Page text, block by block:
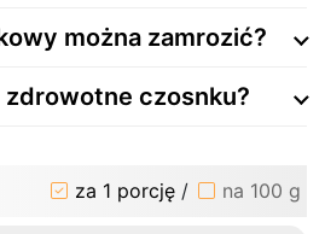
można zamrozić?
czosnku?
za 1 porcję / na 100 g